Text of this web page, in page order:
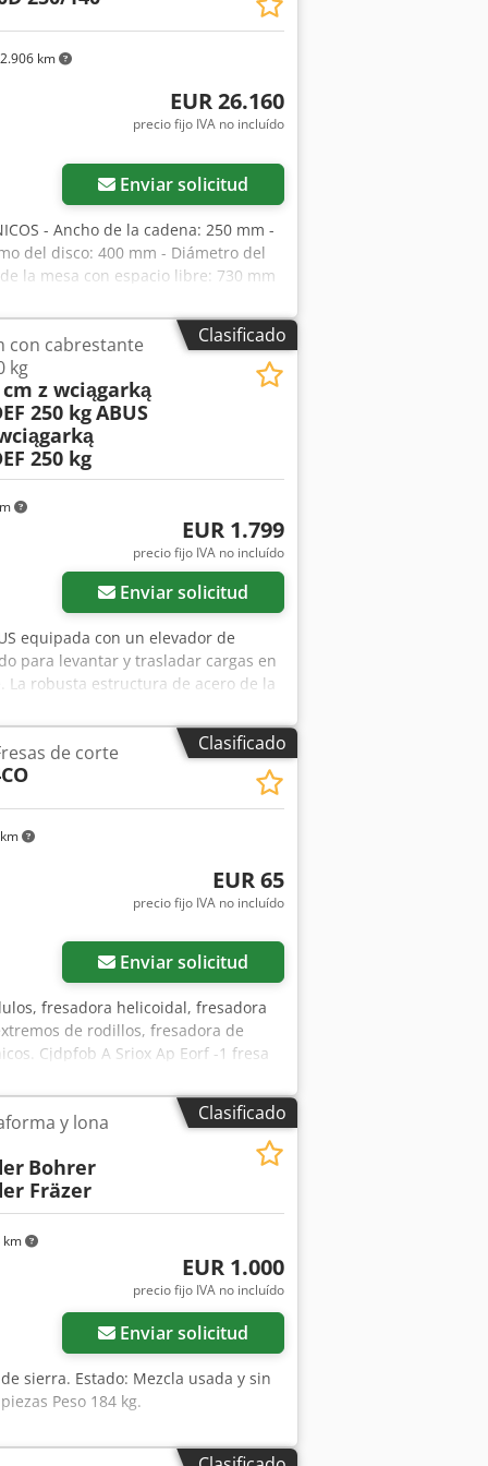
km
EUR 26.160
precio fijo IVA no incluído
Enviar solicitud
- Ancho de la cadena: 250 mm -
del disco: 400 mm - Diámetro del
la mesa con espacio libre: 730 mm
de presión liso - Trinquetes - Rodillo
abajo: - Guía - Rodillo de
láseres - Regulación continua de la
- Elevación eléctrica del cuerpo:
la boca de extracción: 200 mm -
kg VENTAJAS – Fabricación
continua de la velocidad de avance
Precio neto: 26 160 EUR,
con grandes fluctuaciones)
Clasificado
con cabrestante
kg
cm z wciągarką
250 kgABUS
250 kg
EUR 1.799
precio fijo IVA no incluído
Enviar solicitud
equipada con un elevador de
para levantar y trasladar cargas en
robusta estructura de acero de la
La grúa está
un panel de control con cable.
pilar de acero. Datos técnicos:
HADEF Modelo del elevador:
elevador: 250 kg Longitud total del
de la grúa: 2002 Alimentación:
elevación: 5,0 m/min Grado de
de control con cable Marcado CE
Eef Presenta signos normales de
las fotografías. El estado visual es
Clasificado
de corte
EUR 65
precio fijo IVA no incluído
Enviar solicitud
fresadora helicoidal, fresadora
de rodillos, fresadora de
Cjdpfob A Sriox Ap Eorf -1 fresa
Clasificado
y lona
Bohrer
Fräzer
EUR 1.000
precio fijo IVA no incluído
Enviar solicitud
sierra. Estado: Mezcla usada y sin
Peso 184 kg.